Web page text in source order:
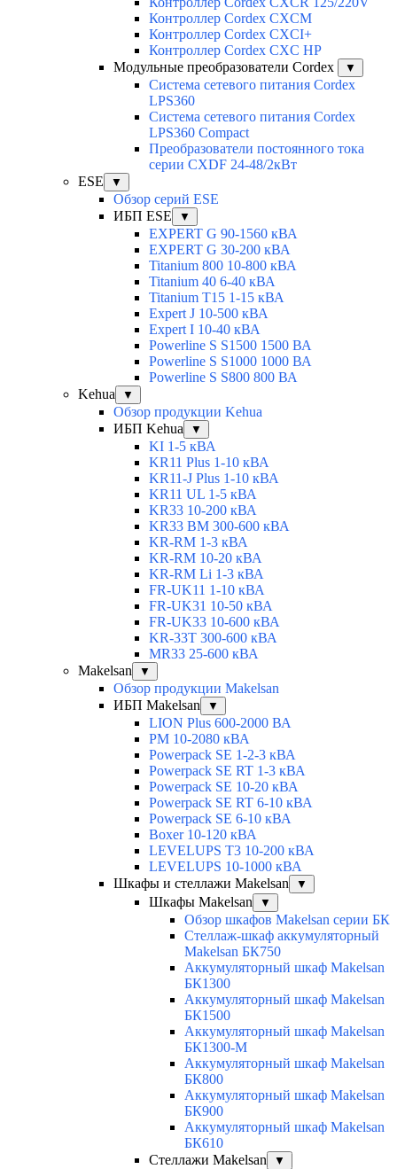
Контроллер Cordex CXCM
Контроллер Cordex CXCI+
Контроллер Cordex CXC HP
Модульные преобразователи Cordex
▼
Система сетевого питания Cordex
LPS360
Система сетевого питания Cordex
LPS360 Compact
Преобразователи постоянного тока
серии CXDF 24-48/2кВт
ESE
▼
Обзор серий ESE
ИБП ESE
▼
EXPERT G 90-1560 кВА
EXPERT G 30-200 кВА
Titanium 800 10-800 кВА
Titanium 40 6-40 кВА
Titanium T15 1-15 кВА
Expert J 10-500 кВА
Expert I 10-40 кВА
Powerline S S1500 1500 ВА
Powerline S S1000 1000 ВА
Powerline S S800 800 ВА
Kehua
▼
Обзор продукции Kehua
ИБП Kehua
▼
KI 1-5 кВА
KR11 Plus 1-10 кВА
KR11-J Plus 1-10 кВА
KR11 UL 1-5 кВА
KR33 10-200 кВА
KR33 BM 300-600 кВА
KR-RM 1-3 кВА
KR-RM 10-20 кВА
KR-RM Li 1-3 кВА
FR-UK11 1-10 кВА
FR-UK31 10-50 кВА
FR-UK33 10-600 кВА
KR-33T 300-600 кВА
MR33 25-600 кВА
Makelsan
▼
Обзор продукции Makelsan
ИБП Makelsan
▼
LION Plus 600-2000 ВА
PM 10-2080 кВА
Powerpack SE 1-2-3 кВА
Powerpack SE RT 1-3 кВА
Powerpack SE 10-20 кВА
Powerpack SE RT 6-10 кВА
Powerpack SE 6-10 кВА
Boxer 10-120 кВА
LEVELUPS T3 10-200 кВА
LEVELUPS 10-1000 кВА
Шкафы и стеллажи Makelsan
▼
Шкафы Makelsan ▼
Обзор шкафов Makelsan серии БК
Стеллаж-шкаф аккумуляторный
Makelsan БК750
Аккумуляторный шкаф Makelsan
БК1300
Аккумуляторный шкаф Makelsan
БК1500
Аккумуляторный шкаф Makelsan
БК1300-М
Аккумуляторный шкаф Makelsan
БК800
Аккумуляторный шкаф Makelsan
БК900
Аккумуляторный шкаф Makelsan
БК610
Стеллажи Makelsan
▼